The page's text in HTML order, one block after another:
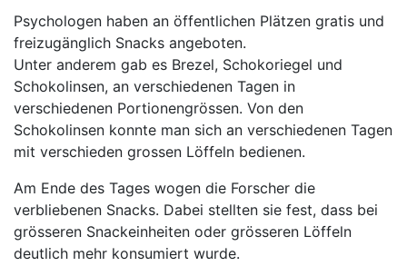
Rubriken
Psychologen haben an öffentlichen Plätzen gratis und
freizugänglich Snacks angeboten.
Unter anderem gab es Brezel, Schokoriegel und
Schokolinsen, an verschiedenen Tagen in
verschiedenen Portionengrössen. Von den
Schokolinsen konnte man sich an verschiedenen Tagen
mit verschieden grossen Löffeln bedienen.
Am Ende des Tages wogen die Forscher die
verbliebenen Snacks. Dabei stellten sie fest, dass bei
grösseren Snackeinheiten oder grösseren Löffeln
deutlich mehr konsumiert wurde.